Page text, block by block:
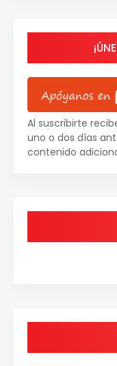
Al suscribirte
uno o dos días
contenido